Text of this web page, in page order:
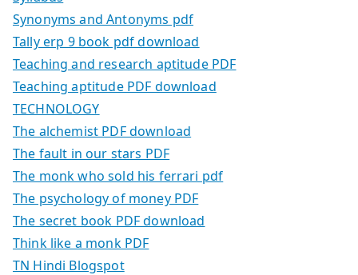
Synonyms and Antonyms pdf
Tally erp 9 book pdf download
Teaching and research aptitude PDF
Teaching aptitude PDF download
TECHNOLOGY
The alchemist PDF download
The fault in our stars PDF
The monk who sold his ferrari pdf
The psychology of money PDF
The secret book PDF download
Think like a monk PDF
TN Hindi Blogspot